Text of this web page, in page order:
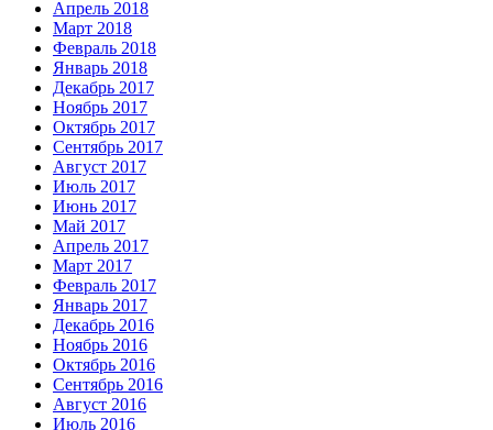
Апрель 2018
Март 2018
Февраль 2018
Январь 2018
Декабрь 2017
Ноябрь 2017
Октябрь 2017
Сентябрь 2017
Август 2017
Июль 2017
Июнь 2017
Май 2017
Апрель 2017
Март 2017
Февраль 2017
Январь 2017
Декабрь 2016
Ноябрь 2016
Октябрь 2016
Сентябрь 2016
Август 2016
Июль 2016